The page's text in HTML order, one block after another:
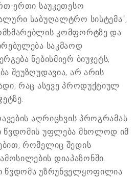
ერთი საუკეთესო
საბუღალტრო სისტემა“,
კომფორტზე და
საკმაოდ
ნებისმიერ ბიუჯეტს,
შეუზღუდავია, არ არის
რაც ასევე პროდუქტიულ
აღრიცხვის პროგრამას
წვდომის უფლება მხოლოდ იმ
რომელიც შედის
დიაპაზონში.
წვდომა უზრუნველყოფილია